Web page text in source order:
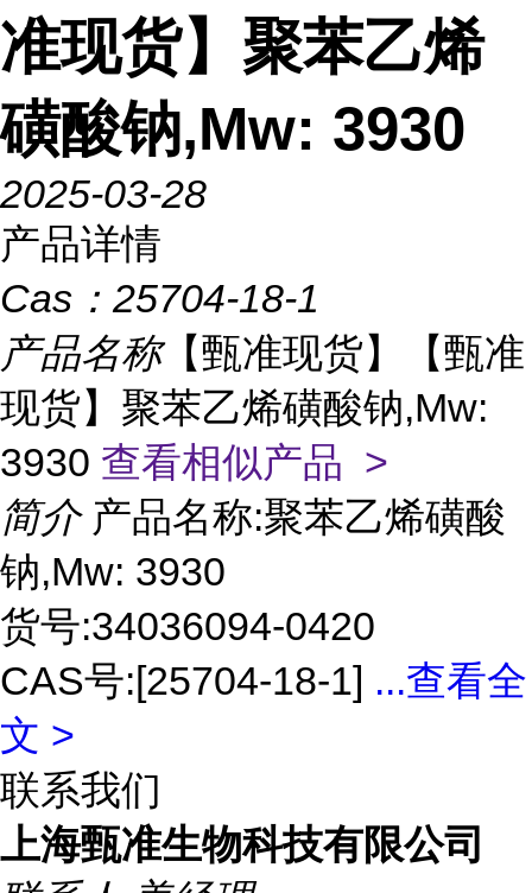
准现货】聚苯乙烯
磺酸钠,Mw: 3930
2025-03-28
产品详情
Cas： 25704-18-1
产品名称【甄准现货】【甄准
现货】聚苯乙烯磺酸钠,Mw:
3930 查看相似产品 >
简介 产品名称:聚苯乙烯磺酸
钠,Mw: 3930
货号:34036094-0420
CAS号:[25704-18-1] ...查看全
文 >
联系我们
上海甄准生物科技有限公司